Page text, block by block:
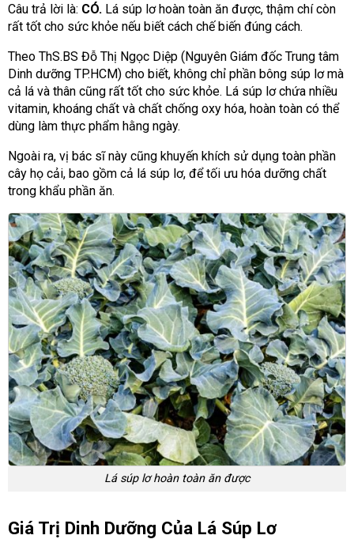
Câu trả lời là: CÓ. Lá súp lơ hoàn toàn ăn được, thậm chí còn
rất tốt cho sức khỏe nếu biết cách chế biến đúng cách.
Theo ThS.BS Đỗ Thị Ngọc Diệp (Nguyên Giám đốc Trung tâm
Dinh dưỡng TP.HCM) cho biết, không chỉ phần bông súp lơ mà
cả lá và thân cũng rất tốt cho sức khỏe. Lá súp lơ chứa nhiều
vitamin, khoáng chất và chất chống oxy hóa, hoàn toàn có thể
dùng làm thực phẩm hằng ngày.
Ngoài ra, vị bác sĩ này cũng khuyến khích sử dụng toàn phần
cây họ cải, bao gồm cả lá súp lơ, để tối ưu hóa dưỡng chất
trong khẩu phần ăn.
Lá súp lơ hoàn toàn ăn được
Giá Trị Dinh Dưỡng Của Lá Súp Lơ